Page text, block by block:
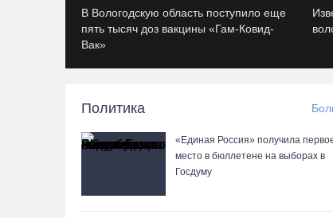
В Вологодскую область поступило еще
пять тысяч доз вакцины «Гам-Ковид-
Вак»
Политика
«Единая Россия» получила
место в бюллетене на выборах в
Госдуму